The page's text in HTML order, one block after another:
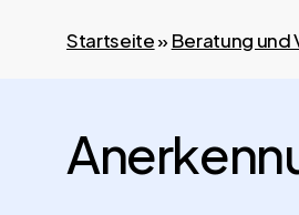
Startseite» Beratung und